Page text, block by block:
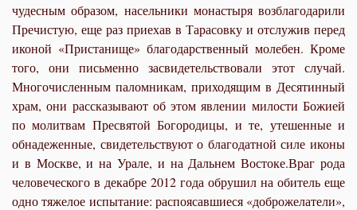
чудесным образом, насельники монастыря возблагодарили
Пречистую, еще раз приехав в Тарасовку и отслужив перед
иконой «Пристанище» благодарственный молебен. Кроме
того, они письменно засвидетельствовали этот случай.
Многочисленным паломникам, приходящим в Десятинный
храм, они рассказывают об этом явлении милости Божией
по молитвам Пресвятой Богородицы, и те, утешенные и
обнадеженные, свидетельствуют о благодатной силе иконы
и в Москве, и на Урале, и на Дальнем Востоке.Враг рода
человеческого в декабре 2012 года обрушил на обитель еще
одно тяжелое испытание: распоясавшиеся «доброжелатели»,